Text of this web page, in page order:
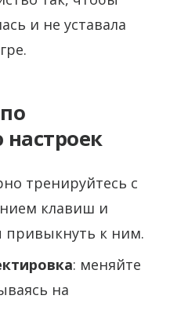
и не уставала
тренируйтесь с
клавиш и
привыкнуть к ним.
: меняйте
на